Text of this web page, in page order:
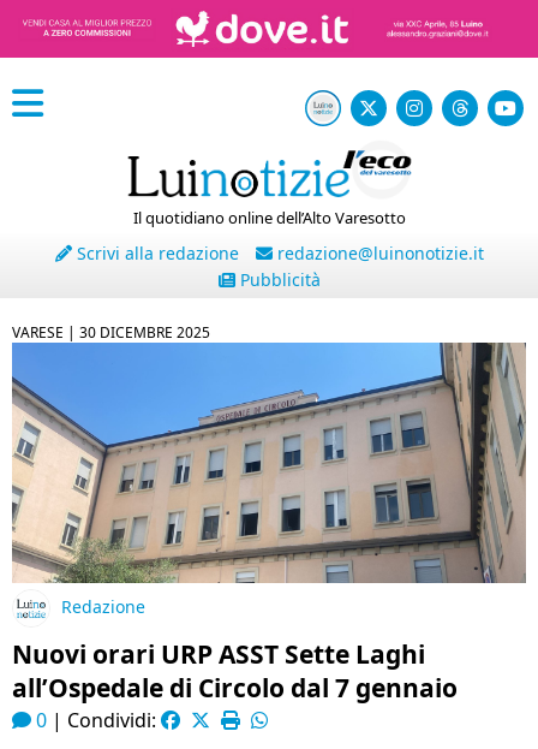
Il quotidiano online dell’Alto Varesotto
Scrivi alla redazione
redazione@luinonotizie.it
Pubblicità
VARESE | 30 DICEMBRE 2025
Redazione
Nuovi orari URP ASST Sette Laghi
all’Ospedale di Circolo dal 7 gennaio
0 | Condividi: